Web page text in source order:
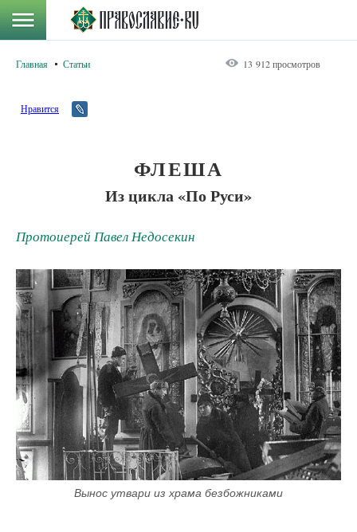
Главная Статьи 13 912 просмотров
Нравится
ФЛЕША
Из цикла «По Руси»
Протоиерей Павел Недосекин
Вынос утвари из храма безбожниками